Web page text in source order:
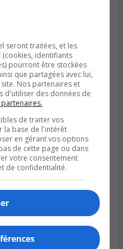
seront traitées, et les
identifiants
pourront être stockées
que partagées avec lui,
Nos partenaires et
d'utiliser des données de
de traiter vos
la base de l'intérêt
en gérant vos options
de cette page ou dans
votre consentement
de confidentialité.